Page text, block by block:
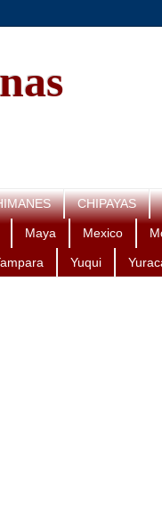
CHIPAYAS
Maya Mexico
Yuqui